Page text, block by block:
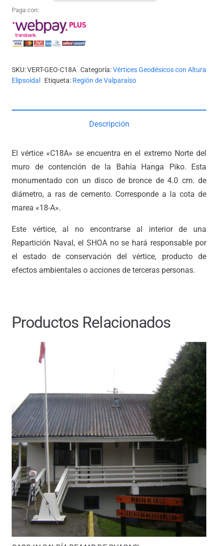
DE
PASCUA)
cantidad
Paga con:
SKU:VERT-GEO-C18A Categoría:Vértices Geodésicos con Altura
Elipsoidal
Etiqueta: Región de Valparaíso
Descripción
El vértice «C18A» se encuentra en el extremo Norte del
muro de contención de la Bahía Hanga Piko. Esta
monumentado con un disco de bronce de 4.0 cm. de
diámetro, a ras de cemento. Corresponde a la cota de
marea «18-A».
Este vértice, al no encontrarse al interior de una
Repartición Naval, el SHOA no se hará responsable por
el estado de conservación del vértice, producto de
efectos ambientales o acciones de terceras personas.
Productos Relacionados